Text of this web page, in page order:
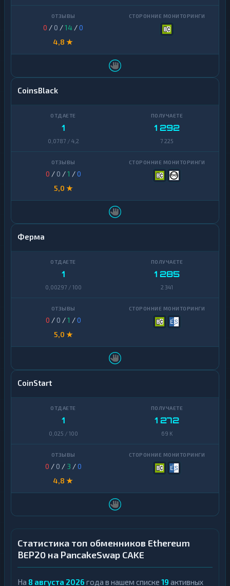
0 / 0 /14 /0
4,8 ★
CoinsBlack
1
0,0787 / 4,2
1 292
7 225
0 / 0 /1 /0
5,0 ★
Ферма
1
0,00297 / 100
1 285
2 341
0 / 0 /1 /0
5,0 ★
CoinStart
1
0,025 / 100
1 272
69 K
0 / 0 / 3 /0
4,8 ★
Статистика топ обменников Ethereum
BEP20 на PancakeSwap CAKE
На 8 августа 2026 года в нашем списке 19 активных